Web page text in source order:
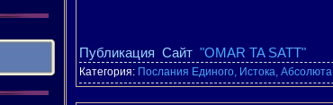
Публикация Сайт "OMAR TA SATT"
Категория: Послания Единого, Истока, Абсолюта